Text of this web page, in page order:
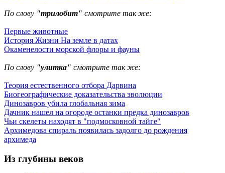
По слову "трилобит" смотрите так же:
Первые животные
История Жизни На земле в датах
Окаменелости морской флоры и фауны
По слову "улитка" смотрите так же:
Теория естественного отбора Дарвина
Биогеографические доказательства эволюции
Динозавров убила глобальная зима
Дачник нашел на огороде останки предка динозавров
Чьи скелеты находят в "подмосковной тайге"
Архимедова спираль появилась задолго до рождения
архимеда
Из глубины веков